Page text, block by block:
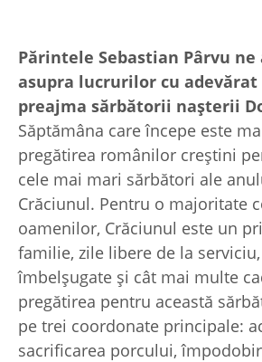
Părintele Sebastian Pârvu
asupra lucrurilor cu
preajma sărbătorii naşterii
Săptămâna care începe este
pregătirea românilor creștini
cele mai mari sărbători ale
Crăciunul. Pentru o majoritate
oamenilor, Crăciunul este un
familie, zile libere de la
îmbelșugate și cât mai multe
pregătirea pentru această
pe trei coordonate principale:
sacrificarea porcului,